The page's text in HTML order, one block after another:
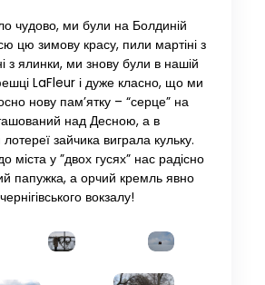
чудово, ми були на Болдиній
цю зимову красу, пили мартіні з
з ялинки, ми знову були в нашій
LaFleur і дуже класно, що ми
нову пам’ятку – “серце” на
над Десною, а в
зайчика виграла кульку.
міста у ”двох гусях” нас радісно
папужка, а орчий кремль явно
вокзалу!